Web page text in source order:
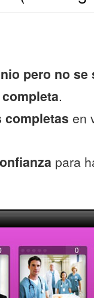
pero no
.
completas en
para